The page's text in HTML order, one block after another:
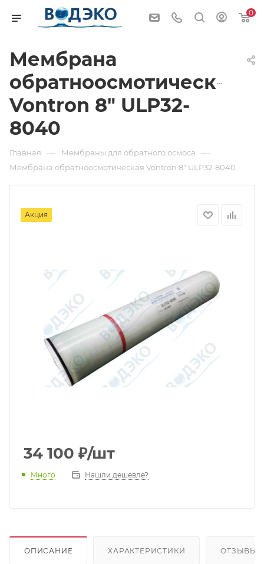
0
Мембрана
обратноосмотическая
Vontron 8" ULP32-
8040
Главная — Мембраны для обратного осмоса —
Мембрана обратноосмотическая Vontron 8" ULP32-8040
Акция
34 100 ₽/шт
Много Нашли дешевле?
ОПИСАНИЕ ХАРАКТЕРИСТИКИ ОТЗЫВЫ